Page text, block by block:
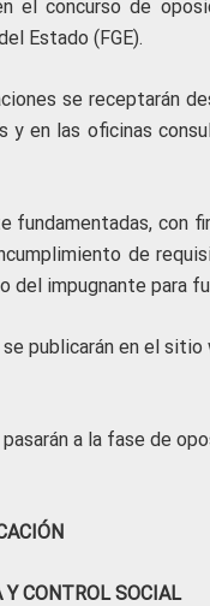
el concurso de
Estado (FGE).
se receptarán
en las oficinas
fundamentadas, con
de
del impugnante para
publicarán en el
a la fase de
CONTROL SOCIAL